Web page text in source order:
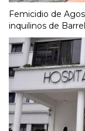
Femicidio de
inquilinos de